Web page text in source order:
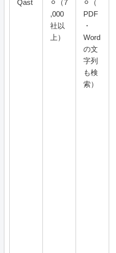
Qast
⚪︎（7
,000
社以
上）
⚪︎（
PDF
・
Word
の文
字列
も検
索）